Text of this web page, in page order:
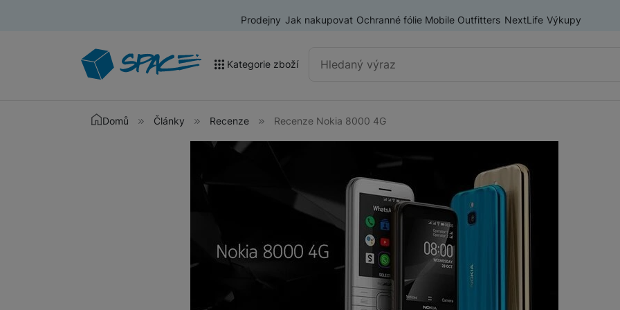
Prodejny Jak nakupovat Ochranné fólie Mobile Outfitters NextLife Výkupy
Vyhledávání
Kategorie zboží
Akce a výprodej
Nositelná elektronika
Televize
Audio
Domácí spotřebiče
Příslušenství
Domů Články Recenze Recenze Nokia 8000 4G